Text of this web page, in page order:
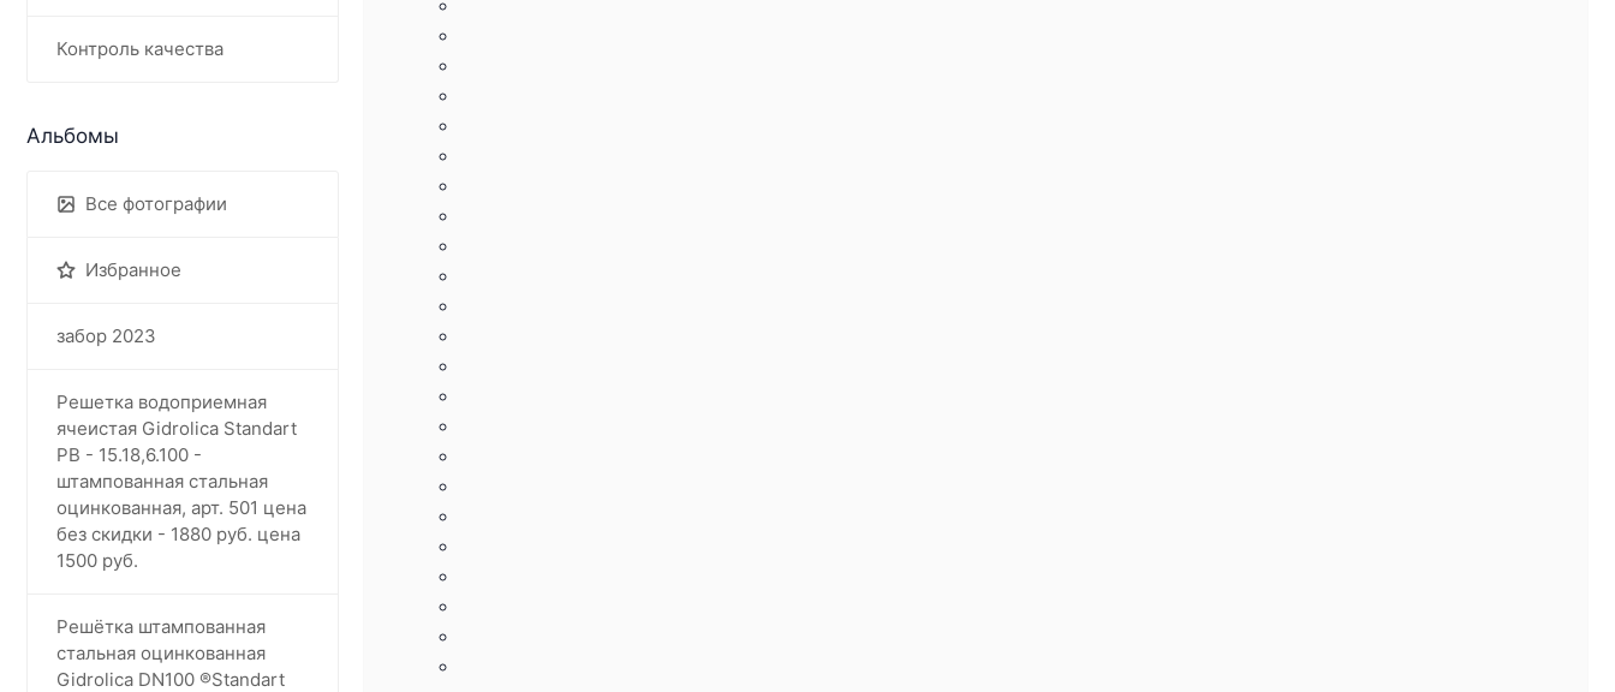
Контроль качества
Альбомы
Все фотографии
Избранное
забор 2023
Решетка водоприемная
ячеистая Gidrolica Standart
РВ - 15.18,6.100 -
штампованная стальная
оцинкованная, арт. 501 цена
без скидки - 1880 руб. цена
1500 руб.
Решётка штампованная
стальная оцинкованная
Gidrolica DN100 ®️Standart